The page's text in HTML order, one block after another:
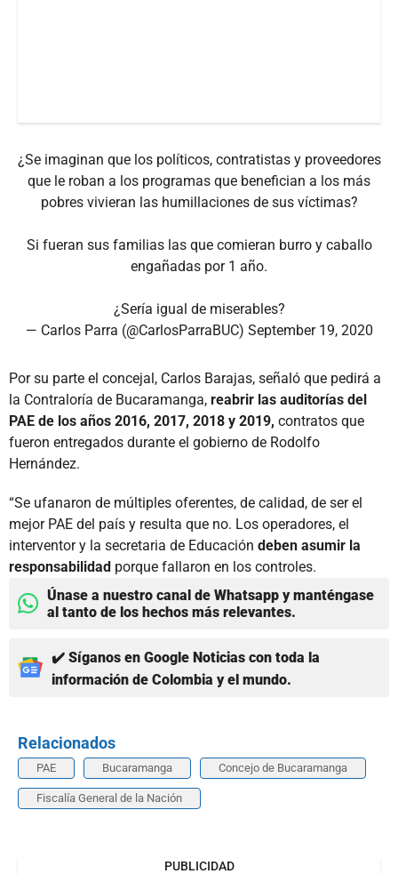
¿Se imaginan que los políticos, contratistas y proveedores
que le roban a los programas que benefician a los más
pobres vivieran las humillaciones de sus víctimas?
Si fueran sus familias las que comieran burro y caballo
engañadas por 1 año.
¿Sería igual de miserables?
— Carlos Parra (@CarlosParraBUC) September 19, 2020
Por su parte el concejal, Carlos Barajas, señaló que pedirá a
la Contraloría de Bucaramanga, reabrir las auditorías del
PAE de los años 2016, 2017, 2018 y 2019, contratos que
fueron entregados durante el gobierno de Rodolfo
Hernández.
“Se ufanaron de múltiples oferentes, de calidad, de ser el
mejor PAE del país y resulta que no. Los operadores, el
interventor y la secretaria de Educación deben asumir la
responsabilidad porque fallaron en los controles.
Únase a nuestro canal de Whatsapp y manténgase
al tanto de los hechos más relevantes.
✔️ Síganos en Google Noticias con toda la
información de Colombia y el mundo.
Relacionados
PAE Bucaramanga Concejo de Bucaramanga
Fiscalía General de la Nación
PUBLICIDAD